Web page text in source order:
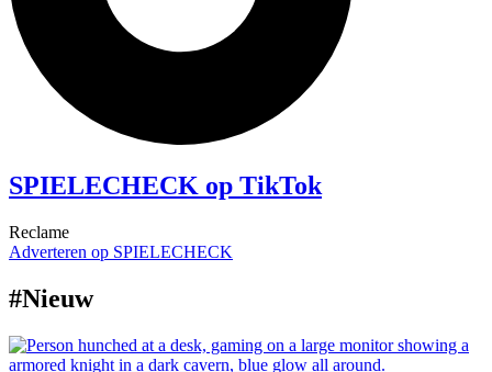
SPIELECHECK op TikTok
Reclame
Adverteren op SPIELECHECK
#Nieuw